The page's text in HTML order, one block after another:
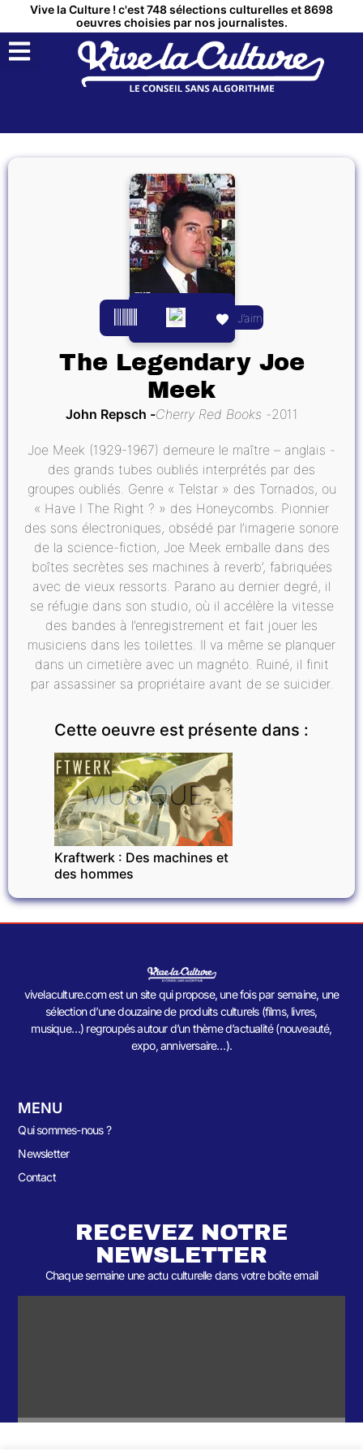
Vive la Culture ! c'est 748 sélections culturelles et 8698
oeuvres choisies par nos journalistes.
J’aime
The Legendary Joe
Meek
John Repsch Cherry Red Books 2011
Joe Meek (1929-1967) demeure le maître – anglais -
des grands tubes oubliés interprétés par des
groupes oubliés. Genre « Telstar » des Tornados, ou
« Have I The Right ? » des Honeycombs. Pionnier
des sons électroniques, obsédé par l’imagerie sonore
de la science-fiction, Joe Meek emballe dans des
boîtes secrètes ses machines à reverb’, fabriquées
avec de vieux ressorts. Parano au dernier degré, il
se réfugie dans son studio, où il accélère la vitesse
des bandes à l’enregistrement et fait jouer les
musiciens dans les toilettes. Il va même se planquer
dans un cimetière avec un magnéto. Ruiné, il finit
par assassiner sa propriétaire avant de se suicider.
Cette oeuvre est présente dans :
MUSIQUE
Kraftwerk : Des machines et
des hommes
vivelaculture.com est un site qui propose, une fois par semaine, une
sélection d’une douzaine de produits culturels (films, livres,
musique…) regroupés autour d’un thème d’actualité (nouveauté,
expo, anniversaire…).
MENU
Qui sommes-nous ?
Newsletter
Contact
RECEVEZ NOTRE
NEWSLETTER
Chaque semaine une actu culturelle dans votre boîte email